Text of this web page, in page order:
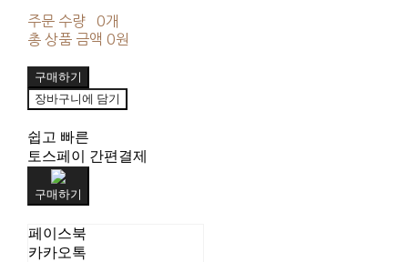
주문 수량
0개
총 상품 금액 0원
구매하기
장바구니에 담기
쉽고 빠른
토스페이 간편결제
구매하기
페이스북
카카오톡